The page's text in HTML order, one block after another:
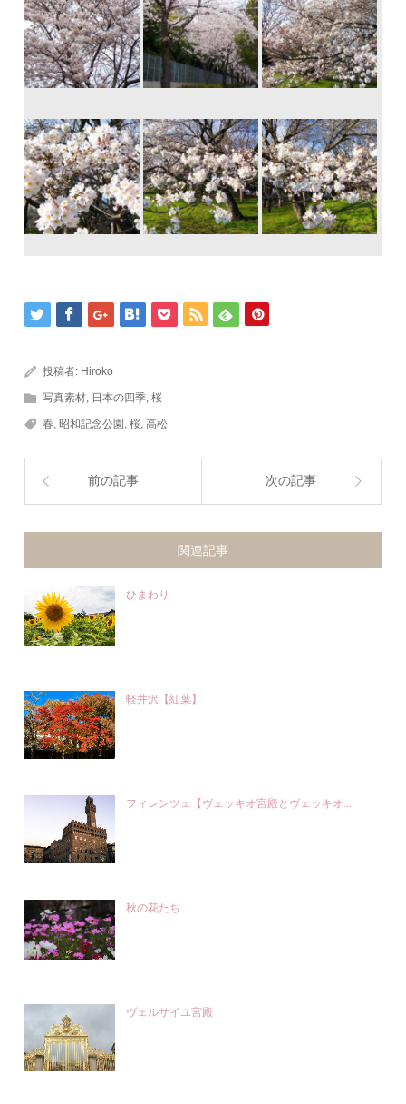
投稿者: Hiroko
写真素材, 日本の四季,桜
春, 昭和記念公園 ,桜,高松
前の記事 次の記事
関連記事
ひまわり
軽井沢【紅葉】
フィレンツェ【ヴェッキオ宮殿とヴェッキオ...
秋の花たち
ヴェルサイユ宮殿